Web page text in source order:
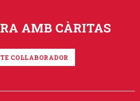
AMB CÀRITAS
COL·LABORADOR